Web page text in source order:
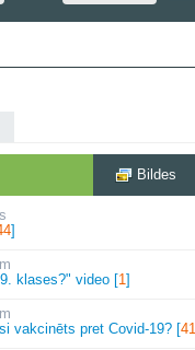
Bildes
]
klases?" video [1]
vakcinēts pret Covid-19? [41